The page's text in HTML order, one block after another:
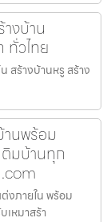
งบ้าน
ทั่วไทย
สร้างบ้านหรู สร้าง
นพร้อม
ติมบ้านทุก
งภายใน พร้อม
เหมาสร้า